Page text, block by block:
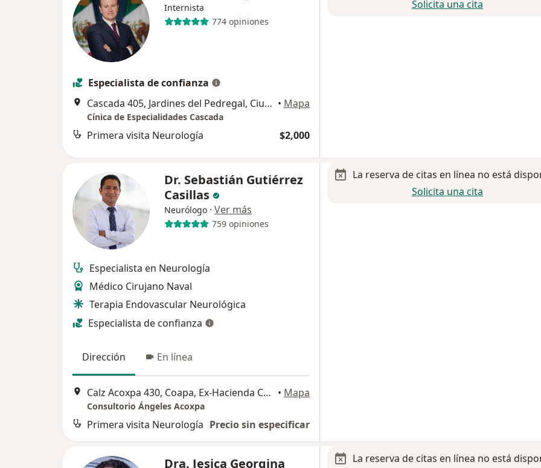
Internista
774 opiniones
Especialista de confianza
Cascada 405, Jardines del Pedregal, Ciudad de México • Mapa
Cínica de Especialidades Cascada
Primera visita Neurología $2,000
Solicita una cita
Dr. Sebastián Gutiérrez
Casillas
Neurólogo · Ver más
759 opiniones
Especialista en Neurología
Médico Cirujano Naval
Terapia Endovascular Neurológica
Especialista de confianza
Dirección En línea
Calz Acoxpa 430, Coapa, Ex-Hacienda Coapa, Tlalpan, 14308 Ciudad de México, CDMX, Tlalpan • Mapa
Consultorio Ángeles Acoxpa
Primera visita Neurología Precio sin especificar
La reserva de citas en línea no está
Solicita una cita
Dra. Jesica Georgina La reserva de citas en línea no está